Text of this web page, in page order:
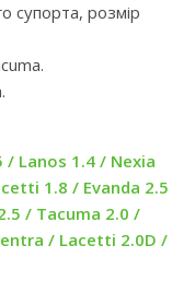
супорта, розмір
/ Lanos 1.4 / Nexia
1.8 / Evanda 2.5
/ Tacuma 2.0 /
/ Lacetti 2.0D /